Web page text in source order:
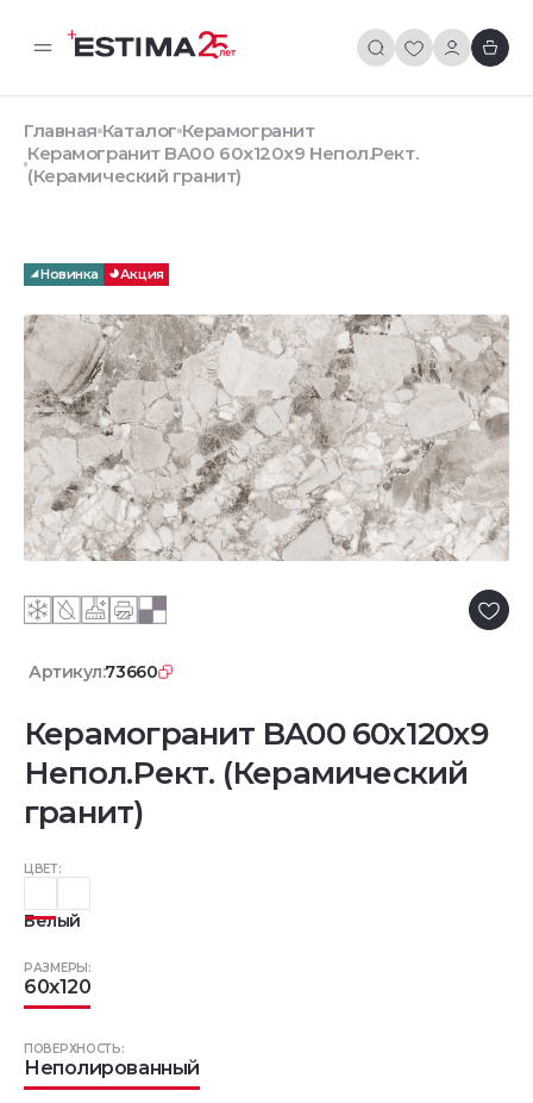
Главная Каталог Керамогранит
Керамогранит BA00 60x120x9 Непол.Рект.
(Керамический гранит)
Новинка Акция
Артикул:73660
Керамогранит BA00 60x120x9
Непол.Рект. (Керамический
гранит)
ЦВЕТ:
Белый
РАЗМЕРЫ:
60x120
ПОВЕРХНОСТЬ:
Неполированный